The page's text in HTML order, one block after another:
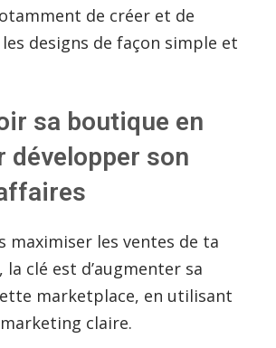
de créer et de
designs de façon simple et
sa boutique en
développer son
maximiser les ventes de ta
clé est d’augmenter sa
marketplace, en utilisant
claire.